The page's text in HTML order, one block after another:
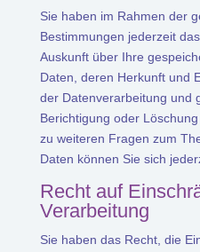
Sie haben im Rahmen der
Bestimmungen jederzeit
Auskunft über Ihre
Daten, deren Herkunft und
der Datenverarbeitung und
Berichtigung oder
zu weiteren Fragen zum
Daten können Sie sich
Recht auf
Verarbeitung
Sie haben das Recht, die